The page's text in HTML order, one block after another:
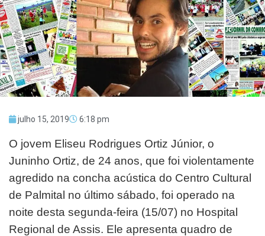
julho 15, 2019 6:18 pm
O jovem Eliseu Rodrigues Ortiz Júnior, o
Juninho Ortiz, de 24 anos, que foi violentamente
agredido na concha acústica do Centro Cultural
de Palmital no último sábado, foi operado na
noite desta segunda-feira (15/07) no Hospital
Regional de Assis. Ele apresenta quadro de